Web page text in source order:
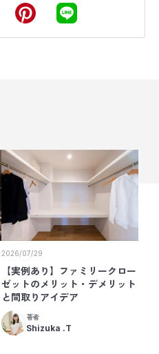
2026/07/29
【実例あり】ファミリークロー
ゼットのメリット・デメリット
と間取りアイデア
著者
Shizuka .T